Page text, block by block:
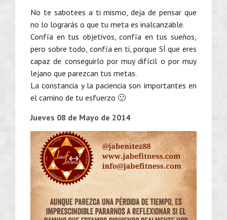
No te sabotees a ti mismo, deja de pensar que
no lo lograrás o que tu meta es inalcanzable.
Confía en tus objetivos, confía en tus sueños,
pero sobre todo, confía en ti, porque SÍ que eres
capaz de conseguirlo por muy difícil o por muy
lejano que parezcan tus metas.
La constancia y la paciencia son importantes en
el camino de tu esfuerzo 🙂
Jueves 08 de Mayo de 2014